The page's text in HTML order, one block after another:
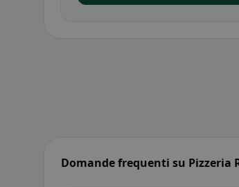
Domande frequenti su Pizzeria